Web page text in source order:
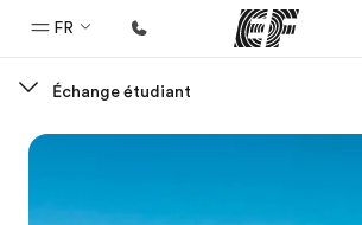
FR
Bienvenue chez EF
Échange étudiant